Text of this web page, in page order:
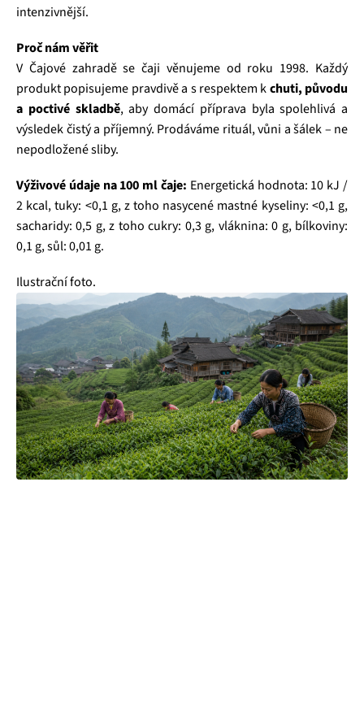
intenzivnější.
Proč nám věřit
V Čajové zahradě se čaji věnujeme od roku 1998. Každý
produkt popisujeme pravdivě a s respektem kchuti, původu
a poctivé skladbě, aby domácí příprava byla spolehlivá a
výsledek čistý a příjemný. Prodáváme rituál, vůni a šálek – ne
nepodložené sliby.
Výživové údaje na 100 ml čaje: Energetická hodnota: 10 kJ /
2 kcal, tuky: <0,1 g, z toho nasycené mastné kyseliny: <0,1 g,
sacharidy: 0,5 g, z toho cukry: 0,3 g, vláknina: 0 g, bílkoviny:
0,1 g, sůl: 0,01 g.
Ilustrační foto.